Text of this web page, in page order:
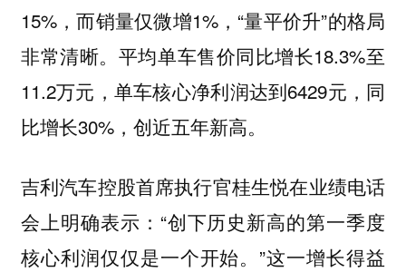
15%，而销量仅微增1%，“量平价升”的格局
非常清晰。平均单车售价同比增长18.3%至
11.2万元，单车核心净利润达到6429元，同
比增长30%，创近五年新高。
吉利汽车控股首席执行官桂生悦在业绩电话
会上明确表示：“创下历史新高的第一季度
核心利润仅仅是一个开始。”这一增长得益